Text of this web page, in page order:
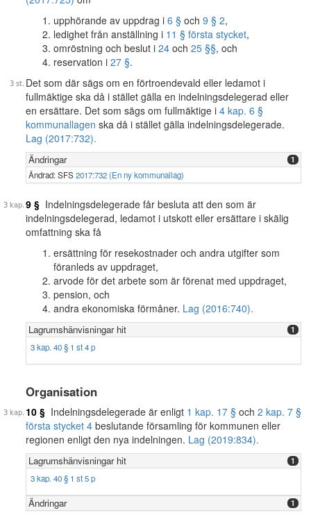
upphörande av uppdrag i 6 § och 9 § 2,
ledighet från anställning i 11 § första stycket,
omröstning och beslut i 24 och 25 §§, och
reservation i 27 §.
Det som där sägs om en förtroendevald eller ledamot i
fullmäktige ska då i stället gälla en indelningsdelegerad eller
en ersättare. Det som sägs om fullmäktige i 4 kap. 6 §
kommunallagen ska då i stället gälla indelningsdelegerade.
Lag (2017:732).
Ändringar 1
Ändrad: SFS2017:732 (En ny kommunallag)
9 § Indelningsdelegerade får besluta att den som är
indelningsdelegerad, ledamot i utskott eller ersättare i skälig
omfattning ska få
ersättning för resekostnader och andra utgifter som
föranleds av uppdraget,
arvode för det arbete som är förenat med uppdraget,
pension, och
andra ekonomiska förmåner. Lag (2016:740).
Lagrumshänvisningar hit 1
3 kap. 40 § 1 st 4 p
Organisation
10 § Indelningsdelegerade är enligt 1 kap. 17 § och 2 kap. 7 §
första stycket 4 beslutande församling för kommunen eller
regionen enligt den nya indelningen. Lag (2019:834).
Lagrumshänvisningar hit 1
3 kap. 40 § 1 st 5 p
Ändringar 1